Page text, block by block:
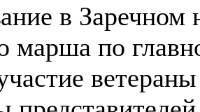
в Заречном
марша по